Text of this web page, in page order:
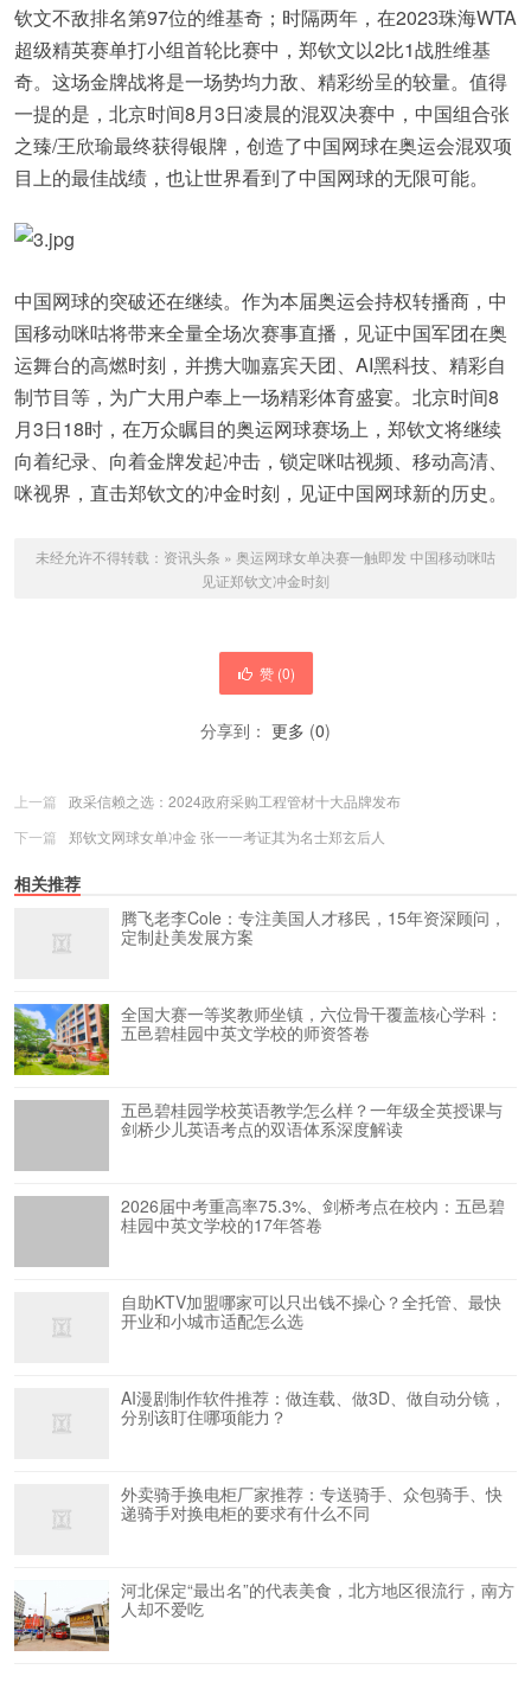
钦文不敌排名第97位的维基奇；时隔两年，在2023珠海WTA
超级精英赛单打小组首轮比赛中，郑钦文以2比1战胜维基
奇。这场金牌战将是一场势均力敌、精彩纷呈的较量。值得
一提的是，北京时间8月3日凌晨的混双决赛中，中国组合张
之臻/王欣瑜最终获得银牌，创造了中国网球在奥运会混双项
目上的最佳战绩，也让世界看到了中国网球的无限可能。
中国网球的突破还在继续。作为本届奥运会持权转播商，中
国移动咪咕将带来全量全场次赛事直播，见证中国军团在奥
运舞台的高燃时刻，并携大咖嘉宾天团、AI黑科技、精彩自
制节目等，为广大用户奉上一场精彩体育盛宴。北京时间8
月3日18时，在万众瞩目的奥运网球赛场上，郑钦文将继续
向着纪录、向着金牌发起冲击，锁定咪咕视频、移动高清、
咪视界，直击郑钦文的冲金时刻，见证中国网球新的历史。
未经允许不得转载： 资讯头条 » 奥运网球女单决赛一触即发 中国移动咪咕
见证郑钦文冲金时刻
赞 (0)
分享到： 更多 (0)
上一篇
政采信赖之选：2024政府采购工程管材十大品牌发布
下一篇
郑钦文网球女单冲金 张一一考证其为名士郑玄后人
相关推荐
腾飞老李Cole：专注美国人才移民，15年资深顾问，
定制赴美发展方案
全国大赛一等奖教师坐镇，六位骨干覆盖核心学科：
五邑碧桂园中英文学校的师资答卷
五邑碧桂园学校英语教学怎么样？一年级全英授课与
剑桥少儿英语考点的双语体系深度解读
2026届中考重高率75.3%、剑桥考点在校内：五邑碧
桂园中英文学校的17年答卷
自助KTV加盟哪家可以只出钱不操心？全托管、最快
开业和小城市适配怎么选
AI漫剧制作软件推荐：做连载、做3D、做自动分镜，
分别该盯住哪项能力？
外卖骑手换电柜厂家推荐：专送骑手、众包骑手、快
递骑手对换电柜的要求有什么不同
河北保定“最出名”的代表美食，北方地区很流行，南方
人却不爱吃